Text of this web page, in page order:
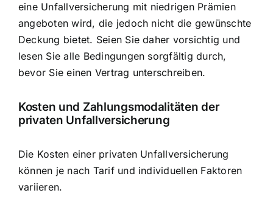
eine Unfallversicherung mit niedrigen Prämien
angeboten wird, die jedoch nicht die gewünschte
Deckung bietet. Seien Sie daher vorsichtig und
lesen Sie alle Bedingungen sorgfältig durch,
bevor Sie einen Vertrag unterschreiben.
Kosten und Zahlungsmodalitäten der
privaten Unfallversicherung
Die Kosten einer privaten Unfallversicherung
können je nach Tarif und individuellen Faktoren
variieren.